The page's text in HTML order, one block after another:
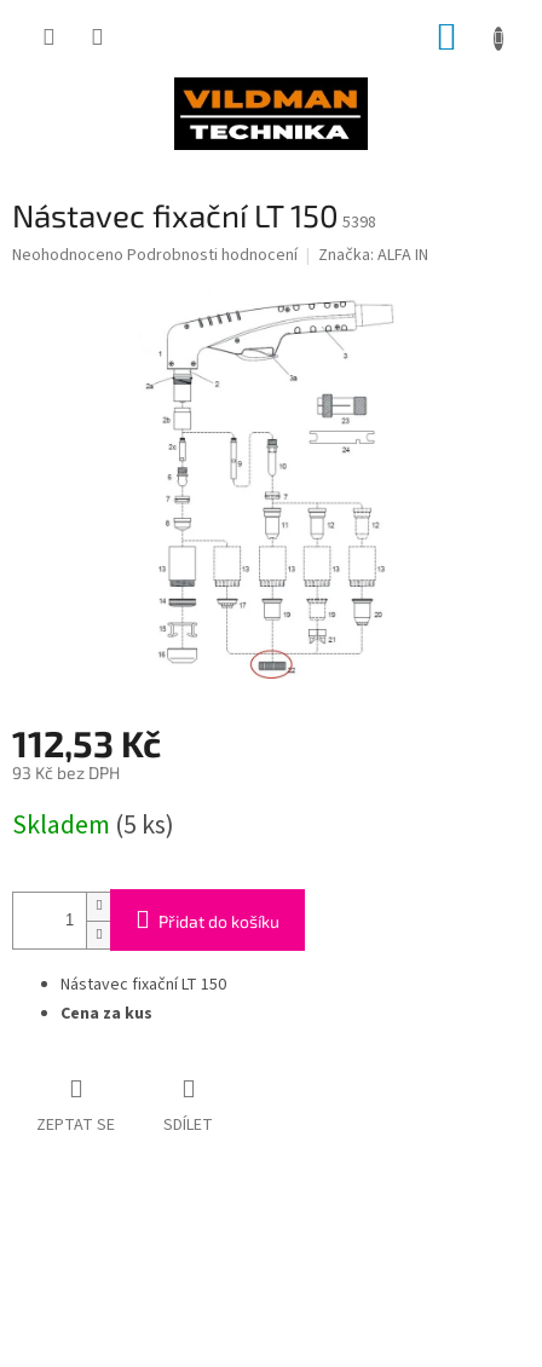
Nástavec fixační LT 150 5398
Průměrné
Neohodnoceno Podrobnosti hodnocení Značka: ALFA IN
112,53 Kč
93 Kč bez DPH
cena:
Skladem (5 ks)
Přidat do košíku
Nástavec fixační LT 150
Cena za kus
ZEPTAT SE SDÍLET